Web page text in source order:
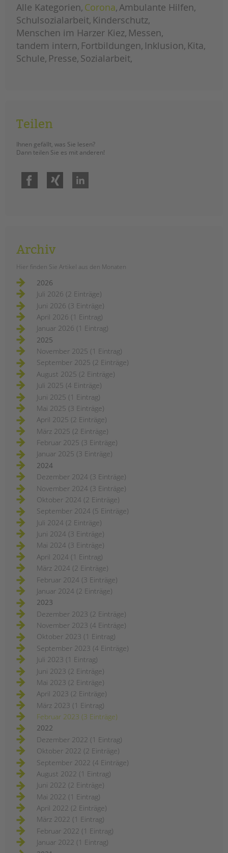
weiterlesender
rbb
zu
besuch
bei
der
konfliktslots*innenausbildung
der
cauerschule
Alle Kategorien Corona Ambulante Hilfen
Schulsozialarbeit Kinderschutz
Menschen im Harzer Kiez Messen
tandem intern Fortbildungen Inklusion Kita
Schule Presse Sozialarbeit
Teilen
Ihnen gefällt, was Sie lesen?
Dann teilen Sie es mit anderen!
Facebook Xing
Archiv
Hier finden Sie Artikel aus den Monaten
2026
Juli 2026 (2 Einträge)
Juni 2026 (3 Einträge)
April 2026 (1 Eintrag)
Januar 2026 (1 Eintrag)
2025
November 2025 (1 Eintrag)
September 2025 (2 Einträge)
August 2025 (2 Einträge)
Juli 2025 (4 Einträge)
Juni 2025 (1 Eintrag)
Mai 2025 (3 Einträge)
April 2025 (2 Einträge)
März 2025 (2 Einträge)
Februar 2025 (3 Einträge)
Januar 2025 (3 Einträge)
2024
Dezember 2024 (3 Einträge)
November 2024 (3 Einträge)
Oktober 2024 (2 Einträge)
September 2024 (5 Einträge)
Juli 2024 (2 Einträge)
Juni 2024 (3 Einträge)
Mai 2024 (3 Einträge)
April 2024 (1 Eintrag)
März 2024 (2 Einträge)
Februar 2024 (3 Einträge)
Januar 2024 (2 Einträge)
2023
Dezember 2023 (2 Einträge)
November 2023 (4 Einträge)
Oktober 2023 (1 Eintrag)
September 2023 (4 Einträge)
Juli 2023 (1 Eintrag)
Juni 2023 (2 Einträge)
Mai 2023 (2 Einträge)
April 2023 (2 Einträge)
März 2023 (1 Eintrag)
Februar 2023 (3 Einträge)
2022
Dezember 2022 (1 Eintrag)
Oktober 2022 (2 Einträge)
September 2022 (4 Einträge)
August 2022 (1 Eintrag)
Juni 2022 (2 Einträge)
Mai 2022 (1 Eintrag)
April 2022 (2 Einträge)
März 2022 (1 Eintrag)
Februar 2022 (1 Eintrag)
Januar 2022 (1 Eintrag)